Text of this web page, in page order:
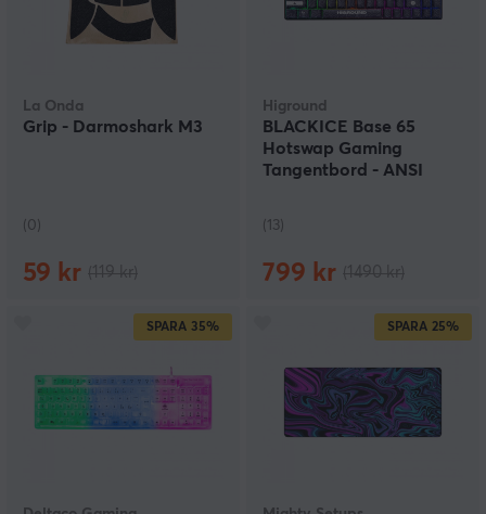
La Onda
Grip - Darmoshark M3
(0)
59 kr
Higround
BLACKICE Base 65
Hotswap Gaming
Tangentbord - ANSI
(13)
799 kr
SPARA 35% SPARA 25%